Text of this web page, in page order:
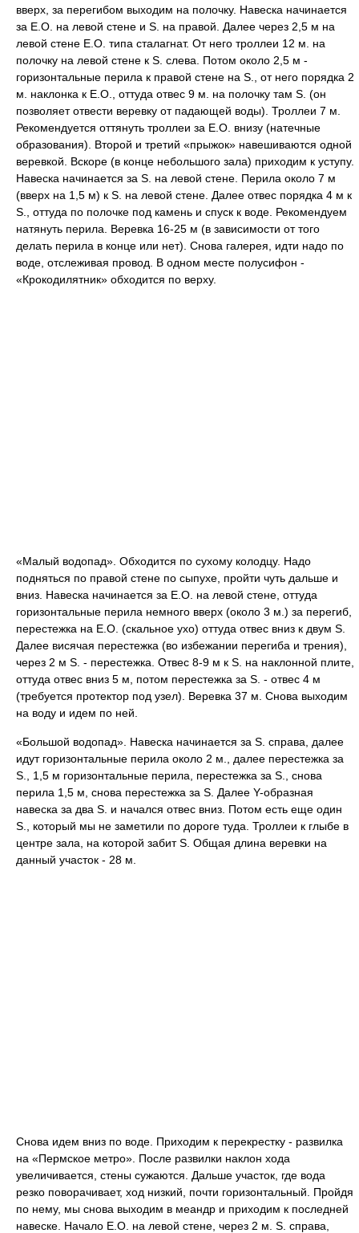
вверх, за перегибом выходим на полочку. Навеска начинается
за Е.О. на левой стене и S. на правой. Далее через 2,5 м на
левой стене Е.О. типа сталагнат. От него троллеи 12 м. на
полочку на левой стене к S. слева. Потом около 2,5 м -
горизонтальные перила к правой стене на S., от него порядка 2
м. наклонка к Е.О., оттуда отвес 9 м. на полочку там S. (он
позволяет отвести веревку от падающей воды). Троллеи 7 м.
Рекомендуется оттянуть троллеи за Е.О. внизу (натечные
образования). Второй и третий «прыжок» навешиваются одной
веревкой. Вскоре (в конце небольшого зала) приходим к уступу.
Навеска начинается за S. на левой стене. Перила около 7 м
(вверх на 1,5 м) к S. на левой стене. Далее отвес порядка 4 м к
S., оттуда по полочке под камень и спуск к воде. Рекомендуем
натянуть перила. Веревка 16-25 м (в зависимости от того
делать перила в конце или нет). Снова галерея, идти надо по
воде, отслеживая провод. В одном месте полусифон -
«Крокодилятник» обходится по верху.
«Малый водопад». Обходится по сухому колодцу. Надо
подняться по правой стене по сыпухе, пройти чуть дальше и
вниз. Навеска начинается за Е.О. на левой стене, оттуда
горизонтальные перила немного вверх (около 3 м.) за перегиб,
перестежка на Е.О. (скальное ухо) оттуда отвес вниз к двум S.
Далее висячая перестежка (во избежании перегиба и трения),
через 2 м S. - перестежка. Отвес 8-9 м к S. на наклонной плите,
оттуда отвес вниз 5 м, потом перестежка за S. - отвес 4 м
(требуется протектор под узел). Веревка 37 м. Снова выходим
на воду и идем по ней.
«Большой водопад». Навеска начинается за S. справа, далее
идут горизонтальные перила около 2 м., далее перестежка за
S., 1,5 м горизонтальные перила, перестежка за S., снова
перила 1,5 м, снова перестежка за S. Далее Y-образная
навеска за два S. и начался отвес вниз. Потом есть еще один
S., который мы не заметили по дороге туда. Троллеи к глыбе в
центре зала, на которой забит S. Общая длина веревки на
данный участок - 28 м.
Снова идем вниз по воде. Приходим к перекрестку - развилка
на «Пермское метро». После развилки наклон хода
увеличивается, стены сужаются. Дальше участок, где вода
резко поворачивает, ход низкий, почти горизонтальный. Пройдя
по нему, мы снова выходим в меандр и приходим к последней
навеске. Начало Е.О. на левой стене, через 2 м. S. справа,